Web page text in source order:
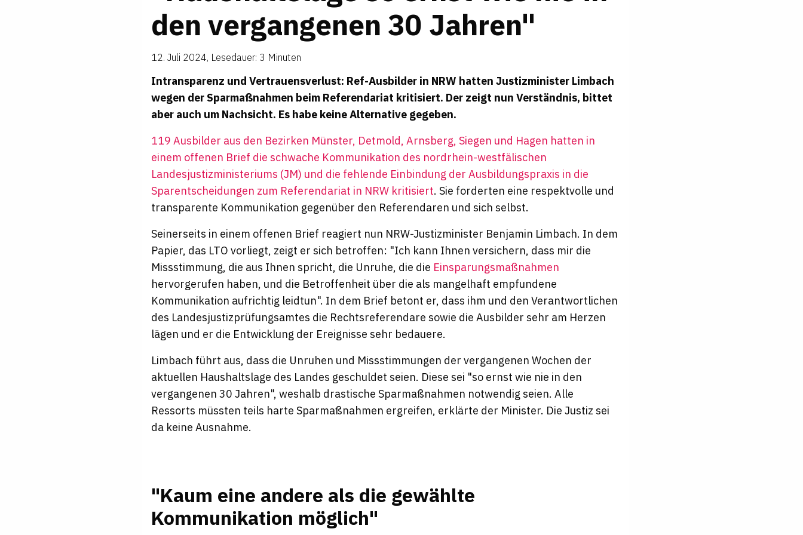
den ver­gan­genen 30 Jahren"
12. Juli 2024, Lesedauer: 3 Minuten
Intransparenz und Vertrauensverlust: Ref-Ausbilder in NRW hatten Justizminister Limbach
wegen der Sparmaßnahmen beim Referendariat kritisiert. Der zeigt nun Verständnis, bittet
aber auch um Nachsicht. Es habe keine Alternative gegeben.
119 Ausbilder aus den Bezirken Münster, Detmold, Arnsberg, Siegen und Hagen hatten in
einem offenen Brief die schwache Kommunikation des nordrhein-westfälischen
Landesjustizministeriums (JM) und die fehlende Einbindung der Ausbildungspraxis in die
Sparentscheidungen zum Referendariat in NRW kritisiert. Sie forderten eine respektvolle und
transparente Kommunikation gegenüber den Referendaren und sich selbst.
Seinerseits in einem offenen Brief reagiert nun NRW-Justizminister Benjamin Limbach. In dem
Papier, das LTOvorliegt, zeigt er sich betroffen: "Ich kann Ihnen versichern, dass mir die
Missstimmung, die aus Ihnen spricht, die Unruhe, die die Einsparungsmaßnahmen
hervorgerufen haben, und die Betroffenheit über die als mangelhaft empfundene
Kommunikation aufrichtig leidtun". In dem Brief betont er, dass ihm und den Verantwortlichen
des Landesjustizprüfungsamtes die Rechtsreferendare sowie die Ausbilder sehr am Herzen
lägen und er die Entwicklung der Ereignisse sehr bedauere.
Limbach führt aus, dass die Unruhen und Missstimmungen der vergangenen Wochen der
aktuellen Haushaltslage des Landes geschuldet seien. Diese sei "so ernst wie nie in den
vergangenen 30 Jahren", weshalb drastische Sparmaßnahmen notwendig seien. Alle
Ressorts müssten teils harte Sparmaßnahmen ergreifen, erklärte der Minister. Die Justiz sei
da keine Ausnahme.
"Kaum eine andere als die gewählte
Kommunikation möglich"